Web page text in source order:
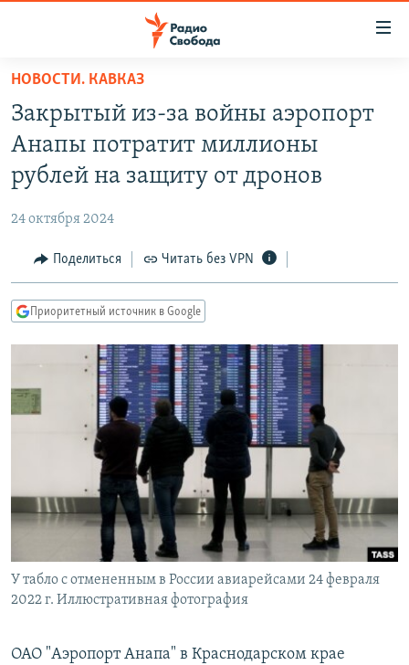
упрощенного
доступа
Вернуться
основному
Вернутся
Вернутся
поиску
ПОДКАСТЫ
АВТОРСКИЕ ПРОЕКТЫ
МНЕНИЯ
КУЛЬТУРА
КАВКАЗ.РЕАЛИИ
СЕВЕР.РЕАЛИИ
СИБИРЬ.РЕАЛИИ
РАСПИСАНИЕ ВЕЩАНИЯ
ПОДПИШИТЕСЬ НА РАССЫЛКУ
СОЦИАЛЬНЫЕ СЕТИ
НОВОСТИ. КАВКАЗ
Закрытый из-за войны аэропорт
Анапы потратит миллионы
рублей на защиту от дронов
24 октября 2024
Поделиться Читать без VPN
Приоритетный источник в Google
У табло с отмененным в России авиарейсами 24 февраля
2022 г. Иллюстративная фотография
ОАО "Аэропорт Анапа" в Краснодарском крае